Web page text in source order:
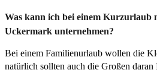
Was kann ich bei einem Kurzurlaub
Uckermark unternehmen?
Bei einem Familienurlaub wollen die
natürlich sollten auch die Großen daran